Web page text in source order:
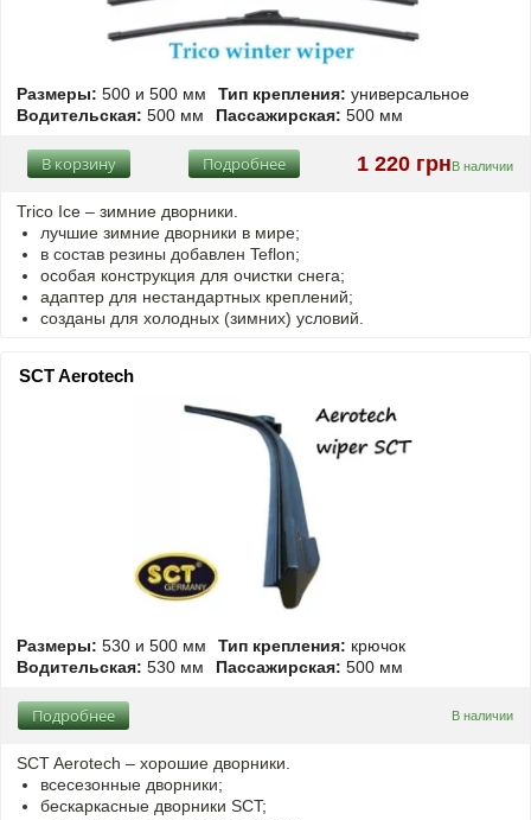
Размеры: 500 и 500 мм Тип крепления: универсальное
Водительская: 500 мм Пассажирская: 500 мм
1 220 грнВ наличии
Подробнее
В корзину
Trico Ice – зимние дворники.
лучшие зимние дворники в мире;
в состав резины добавлен Teflon;
особая конструкция для очистки снега;
адаптер для нестандартных креплений;
созданы для холодных (зимних) условий.
SCT Aerotech
Размеры: 530 и 500 мм Тип крепления: крючок
Водительская: 530 мм Пассажирская: 500 мм
В наличии
Подробнее
SCT Aerotech – хорошие дворники.
всесезонные дворники;
бескаркасные дворники SCT;